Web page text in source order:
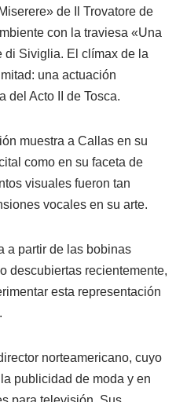
de Il Trovatore de
con la traviesa «Una
di Siviglia. El clímax de la
una actuación
del Acto II de Tosca.
muestra a Callas en su
como en su faceta de
visuales fueron tan
vocales en su arte.
a partir de las bobinas
descubiertas recientemente,
esta representación
norteamericano, cuyo
publicidad de moda y en